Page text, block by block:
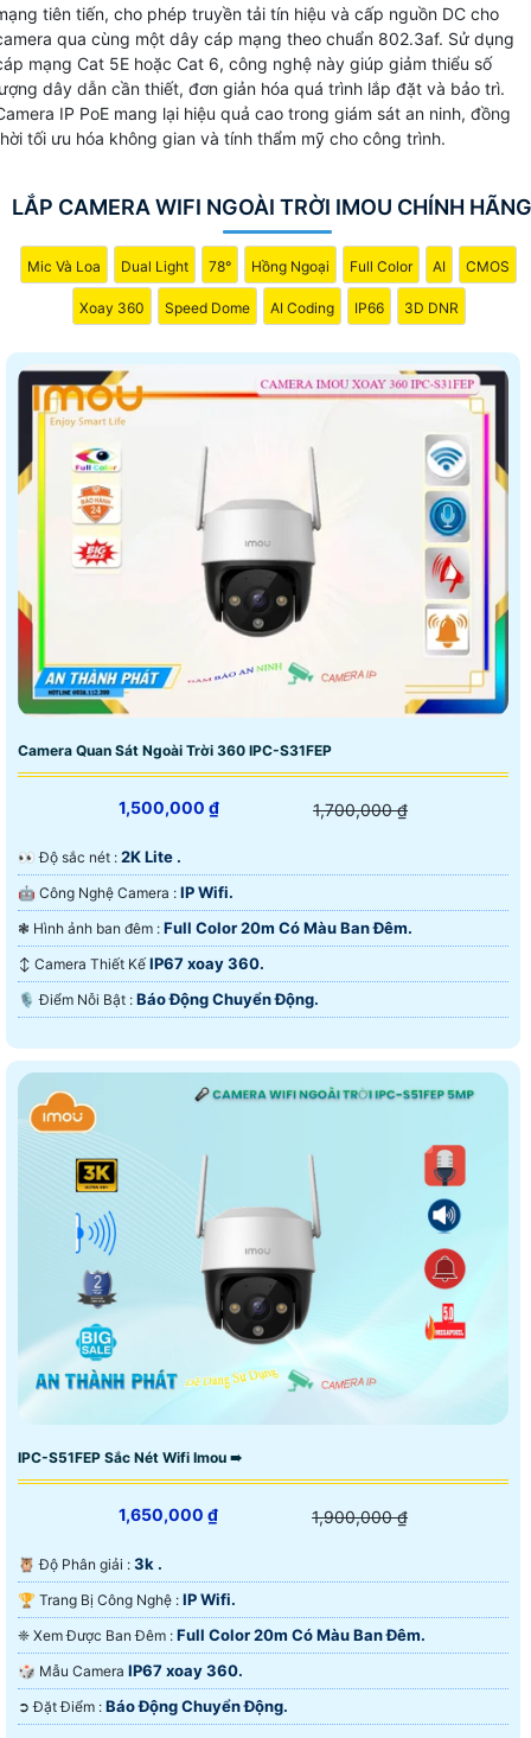
tiên tiến, cho phép truyền tải tín hiệu và cấp nguồn DC cho
qua cùng một dây cáp mạng theo chuẩn 802.3af. Sử dụng
mạng Cat 5E hoặc Cat 6, công nghệ này giúp giảm thiểu số
dây dẫn cần thiết, đơn giản hóa quá trình lắp đặt và bảo trì.
IP PoE mang lại hiệu quả cao trong giám sát an ninh, đồng
tối ưu hóa không gian và tính thẩm mỹ cho công trình.
LẮP CAMERA WIFI NGOÀI TRỜI IMOU CHÍNH HÃNG
Mic Và Loa Dual Light 78° Hồng Ngoại Full Color AI CMOS
Xoay 360 Speed Dome AI Coding IP66 3D DNR
Camera Quan Sát Ngoài Trời 360 IPC-S31FEP
1,500,000 ₫ 1,700,000 ₫
️👀 Độ sắc nét : 2K Lite .
🤖️ Công Nghệ Camera : IP Wifi.
❃ Hình ảnh ban đêm : Full Color 20m Có Màu Ban Ðêm.
↕️ Camera Thiết Kế IP67 xoay 360.
️🎙 Điểm Nỗi Bật : Báo Động Chuyển Động.
IPC-S51FEP Sắc Nét Wifi Imou ➠
1,650,000 ₫ 1,900,000 ₫
🦉 Độ Phân giải : 3k .
🏆 Trang Bị Công Nghệ : IP Wifi.
❈ Xem Được Ban Đêm : Full Color 20m Có Màu Ban Ðêm.
🎲 Mẫu Camera IP67 xoay 360.
️➲ Đặt Điểm : Báo Động Chuyển Động.